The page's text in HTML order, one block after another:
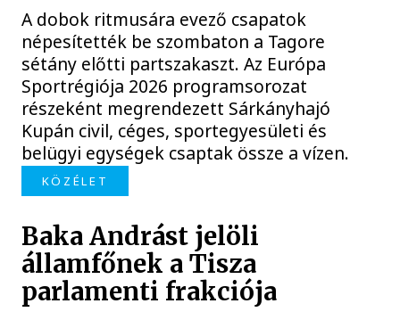
A dobok ritmusára evező csapatok
népesítették be szombaton a Tagore
sétány előtti partszakaszt. Az Európa
Sportrégiója 2026 programsorozat
részeként megrendezett Sárkányhajó
Kupán civil, céges, sportegyesületi és
belügyi egységek csaptak össze a vízen.
KÖZÉLET
Baka Andrást jelöli
államfőnek a Tisza
parlamenti frakciója